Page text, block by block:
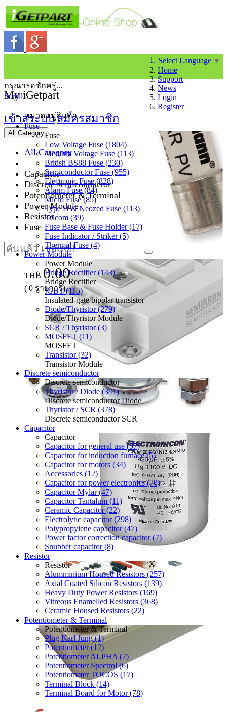
Select Language ▼
Home
Support
News
Login
Register
My iGetpart
เข้าสู่ระบบสมัครสมาชิก
All Category
All Category
Capacitor
Discrete semiconductor
Potentiometer & Terminal
Power Module
Resistor
Fuse
THB 0.00
( 0 รายการ)
กรุณารอซักครู่...
Scroll
หมวดหมู่สินค้า
Fuse
Fuse
Low Voltage Fuse (1804)
Medium Voltage Fuse (113)
British BS88 Fuse (230)
Semiconductor Fuse (955)
Electronic Fuse (828)
Alarm Fuse (84)
Micro Fuse (85)
Type D & Neozed Fuse (113)
Telcom (39)
Fuse Base & Fuse Holder (17)
Fuse Indicator / Striker (5)
Thermal Fuse (4)
Power Module
Power Module
Bridge Rectifier (143)
Bridge Rectifier
IGBT (115)
Insulated-gate bipolar transistor
Diode/Thyristor (279)
Diode/Thyristor Module
SCR / Thyristor (3)
MOSFET (11)
MOSFET
Transistor (32)
Transistor Module
Discrete semiconductor
Discrete semiconductor
Thyristor / Diode (341)
Discrete semiconductor Diode
Thyristor / SCR (378)
Discrete semiconductor SCR
Capacitor
Capacitor
Capacitor for general use (57)
Capacitor for induction furnace (5)
Capacitor for motors (34)
Accessories (12)
Capacitor for power electronics (70)
Capacitor Mylar (47)
Capacitor Tantalum (11)
Ceramic Capacitor (22)
Electrolytic capacitor (298)
Polypropylene capacitor (47)
Power factor correction capacitor (7)
Snubber capacitor (8)
Resistor
Resistor
Alumminium Housed Resistors (257)
Axial Coated Silicon Resistors (139)
Heavy Duty Power Resistors (169)
Vitreous Enamelled Resistors (368)
Ceramic Housed Resistors (22)
Potentiometer & Terminal
Potentiometer & Terminal
Plug Karl Jung (1)
Potentiometer (12)
Potentiometer ALPHA (7)
Potentiometer Spectrol (6)
Potentiometer TOCOS (17)
Terminal Block (14)
Terminal Board for Motor (78)